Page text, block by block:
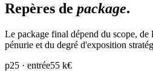
Repères de package.
Le package final dépend du scope,
pénurie et du degré d'exposition
p25 · entrée55 k€